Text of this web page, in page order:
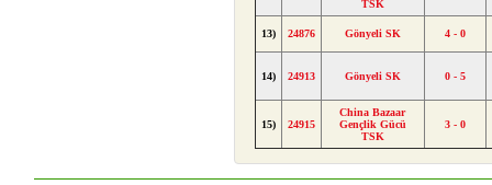
TSK
13) 24876 Gönyeli SK 4 - 0
14) 24913 Gönyeli SK 0 - 5
15) 24915
China Bazaar
Gençlik Gücü
TSK
3 - 0